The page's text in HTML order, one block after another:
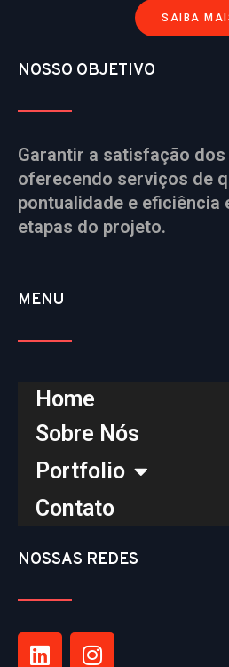
SAIBA
NOSSO OBJETIVO
Garantir a satisfação
oferecendo serviços de
pontualidade e eficiência
etapas do projeto.
MENU
Home
Sobre Nós
Portfolio
Contato
NOSSAS REDES